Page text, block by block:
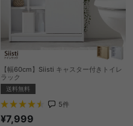
【幅60cm】Siisti キャスター付きトイレ
ラック
送料無料
5件
¥7,999